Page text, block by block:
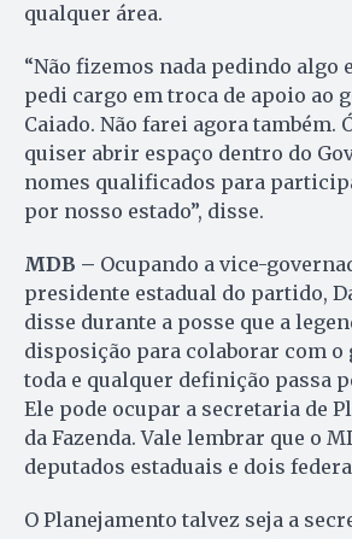
qualquer área.
“Não fizemos nada pedindo algo
pedi cargo em troca de apoio ao
Caiado. Não farei agora também.
quiser abrir espaço dentro do
nomes qualificados para
por nosso estado”, disse.
MDB – Ocupando a vice-
presidente estadual do partido,
disse durante a posse que a
disposição para colaborar com o
toda e qualquer definição passa
Ele pode ocupar a secretaria de
da Fazenda. Vale lembrar que o
deputados estaduais e dois
O Planejamento talvez seja a